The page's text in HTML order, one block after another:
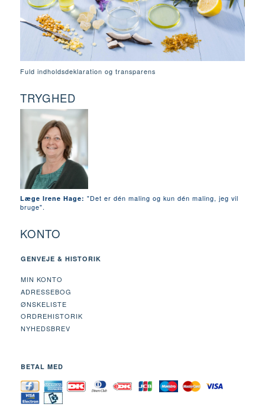
Fuld indholdsdeklaration og transparens
TRYGHED
Læge Irene Hage: "Det er dén maling og kun dén maling, jeg vil
bruge".
KONTO
GENVEJE & HISTORIK
MIN KONTO
ADRESSEBOG
ØNSKELISTE
ORDREHISTORIK
NYHEDSBREV
BETAL MED